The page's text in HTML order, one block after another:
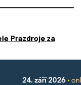
Prazdroje za